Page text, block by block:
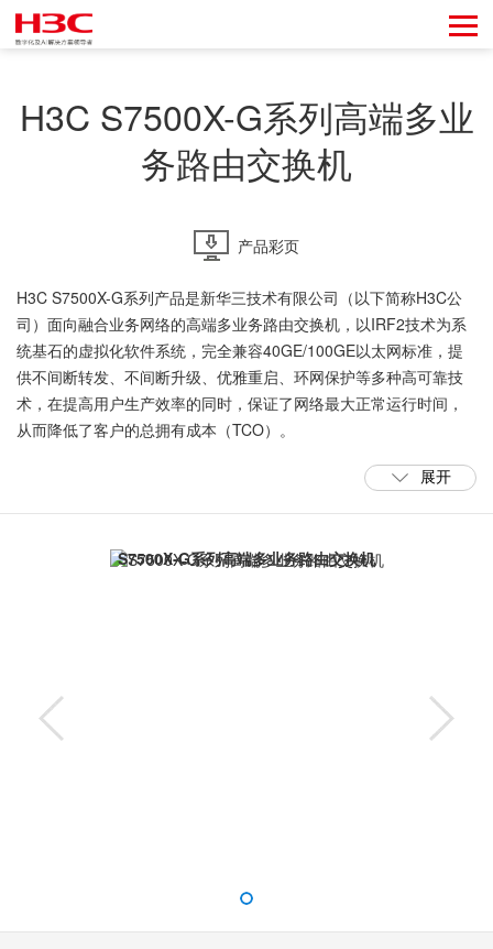
H3C S7500X-G系列高端多业
务路由交换机
产品彩页
H3C S7500X-G系列产品是新华三技术有限公司（以下简称H3C公
司）面向融合业务网络的高端多业务路由交换机，以IRF2技术为系
统基石的虚拟化软件系统，完全兼容40GE/100GE以太网标准，提
供不间断转发、不间断升级、优雅重启、环网保护等多种高可靠技
术，在提高用户生产效率的同时，保证了网络最大正常运行时间，
从而降低了客户的总拥有成本（TCO）。
H3C S7500X-G系列包括S7510X-G、S7506X-G/ S7506X-G-MF、
2.24T，支持千兆光、千兆电、万兆光、万兆电、25G、40G、
展开
S7500X-G系列高端多业务路由交换机